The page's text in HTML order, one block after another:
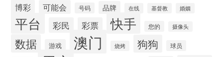
博彩 可能会 号码 品牌 在线 基督教 婚姻
平台 彩民 彩票 快手 您的 摄像头
数据 游戏 澳门 烧烤 狗狗 球员